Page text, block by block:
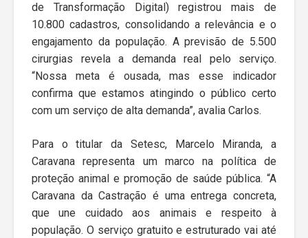
de Transformação Digital) registrou mais de
10.800 cadastros, consolidando a relevância e o
engajamento da população. A previsão de 5.500
cirurgias revela a demanda real pelo serviço.
“Nossa meta é ousada, mas esse indicador
confirma que estamos atingindo o público certo
com um serviço de alta demanda”, avalia Carlos.
Para o titular da Setesc, Marcelo Miranda, a
Caravana representa um marco na política de
proteção animal e promoção de saúde pública. “A
Caravana da Castração é uma entrega concreta,
que une cuidado aos animais e respeito à
população. O serviço gratuito e estruturado vai até